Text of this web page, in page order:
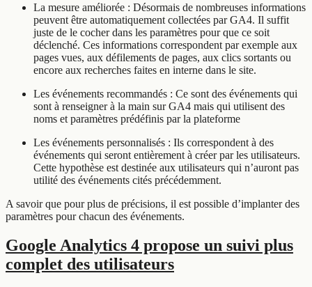
La mesure améliorée : Désormais de nombreuses informations
peuvent être automatiquement collectées par GA4. Il suffit
juste de le cocher dans les paramètres pour que ce soit
déclenché. Ces informations correspondent par exemple aux
pages vues, aux défilements de pages, aux clics sortants ou
encore aux recherches faites en interne dans le site.
Les événements recommandés : Ce sont des événements qui
sont à renseigner à la main sur GA4 mais qui utilisent des
noms et paramètres prédéfinis par la plateforme
Les événements personnalisés : Ils correspondent à des
événements qui seront entièrement à créer par les utilisateurs.
Cette hypothèse est destinée aux utilisateurs qui n’auront pas
utilité des événements cités précédemment.
A savoir que pour plus de précisions, il est possible d’implanter des
paramètres pour chacun des événements.
Google Analytics 4 propose un suivi plus
complet des utilisateurs